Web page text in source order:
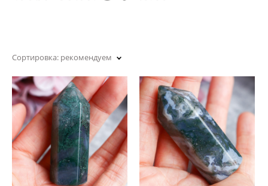
Сортировка: рекомендуем